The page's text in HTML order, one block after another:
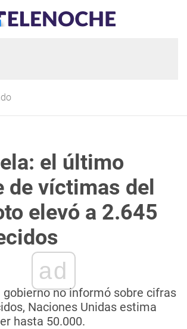
el último
de víctimas del
elevó a 2.645
ad
gobierno no informó sobre cifras
Naciones Unidas estima
hasta 50.000.